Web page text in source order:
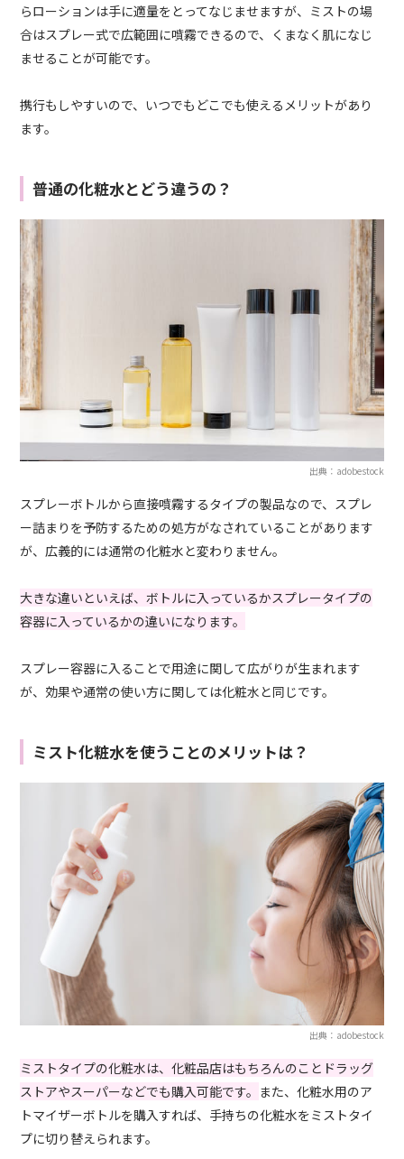
らローションは手に適量をとってなじませますが、ミストの場
合はスプレー式で広範囲に噴霧できるので、くまなく肌になじ
ませることが可能です。
携行もしやすいので、いつでもどこでも使えるメリットがあり
ます。
普通の化粧水とどう違うの？
出典：adobestock
スプレーボトルから直接噴霧するタイプの製品なので、スプレ
ー詰まりを予防するための処方がなされていることがあります
が、広義的には通常の化粧水と変わりません。
大きな違いといえば、ボトルに入っているかスプレータイプの
容器に入っているかの違いになります。
スプレー容器に入ることで用途に関して広がりが生まれます
が、効果や通常の使い方に関しては化粧水と同じです。
ミスト化粧水を使うことのメリットは？
出典：adobestock
ミストタイプの化粧水は、化粧品店はもちろんのことドラッグ
ストアやスーパーなどでも購入可能です。 また、化粧水用のア
トマイザーボトルを購入すれば、手持ちの化粧水をミストタイ
プに切り替えられます。